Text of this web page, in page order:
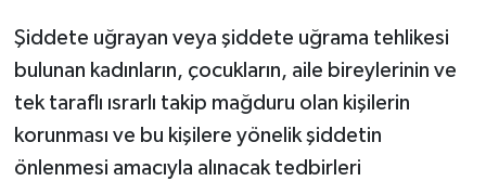
Şiddete uğrayan veya şiddete uğrama tehlikesi
bulunan kadınların, çocukların, aile bireylerinin ve
tek taraflı ısrarlı takip mağduru olan kişilerin
korunması ve bu kişilere yönelik şiddetin
önlenmesi amacıyla alınacak tedbirleri